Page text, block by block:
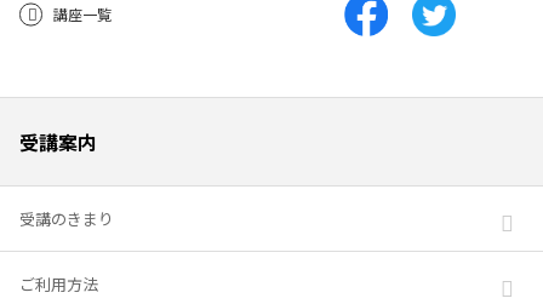
講座一覧
受講案内
受講のきまり
ご利用方法